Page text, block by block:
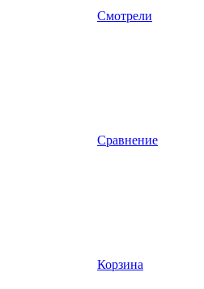
Смотрели
Сравнение
Корзина